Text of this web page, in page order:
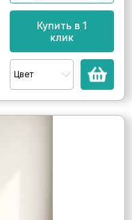
Купить в 1
клик
Цвет